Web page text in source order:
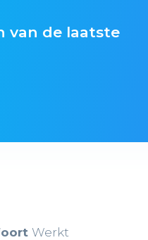
van de laatste
Werkt